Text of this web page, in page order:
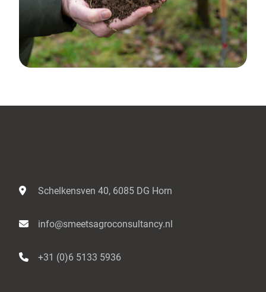
Schelkensven 40, 6085 DG Horn
info@smeetsagroconsultancy.nl
+31 (0)6 5133 5936